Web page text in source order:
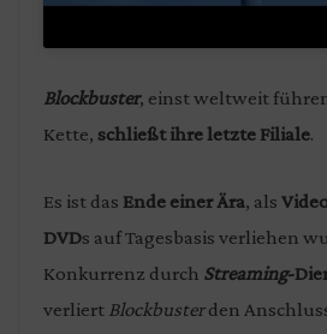
Blockbuster, einst weltweit
Kette, schließt ihre letzte Filiale.
Es ist das Ende einer Ära, als
DVDs auf Tagesbasis verliehen
Konkurrenz durch Streaming-
verliert Blockbusterden